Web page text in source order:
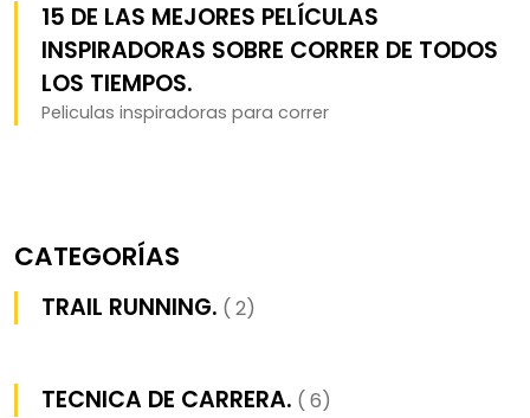
15 DE LAS MEJORES PELÍCULAS
INSPIRADORAS SOBRE CORRER DE TODOS
LOS TIEMPOS.
Peliculas inspiradoras para correr
CATEGORÍAS
TRAIL RUNNING. ( 2)
TECNICA DE CARRERA. ( 6)